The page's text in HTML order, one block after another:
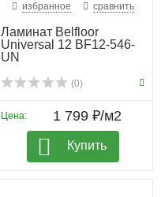
избранное сравнить
Ламинат Belfloor
Universal 12 BF12-546-
UN
(0)
Цена: 1 799 ₽/м2
Купить